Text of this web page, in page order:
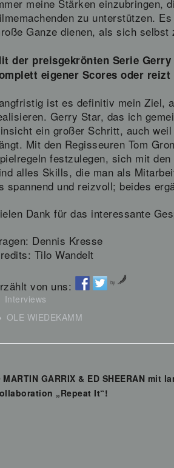
meine Stärken einzubringen,
zu unterstützen.
Ganze dienen, als sich selbst
der preisgekrönten Serie
eigener Scores oder
ist es definitiv mein Ziel,
Gerry Star, das ich
ein großer Schritt, auch
Mit den Regisseuren Tom
festzulegen, sich mit
alles Skills, die man als
spannend und reizvoll; beides
Dank für das interessante
Dennis Kresse
Tilo Wandelt
von uns: by
Interviews
OLE WIEDEKAMM
MARTIN GARRIX & ED SHEERAN mit
„Repeat It“!